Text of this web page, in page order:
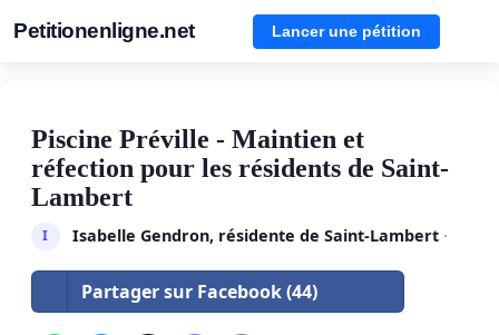
Petitionenligne.net Lancer une pétition
Piscine Préville - Maintien et
réfection pour les résidents de Saint-
Lambert
I Isabelle Gendron, résidente de Saint-Lambert·
Partager sur Facebook (44)